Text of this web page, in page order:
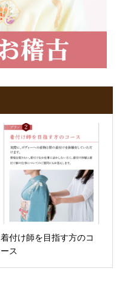
着付け師を目指す方のコ
ース